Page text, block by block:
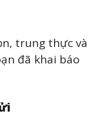
trung thực và
đã khai báo